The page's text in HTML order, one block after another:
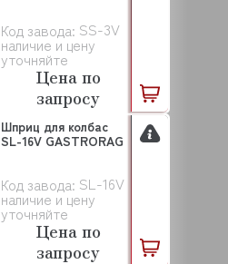
Код завода: SS-3V
наличие и цену
уточняйте
Цена по
запросу
Код завода: SL-16V
наличие и цену
уточняйте
Шприц для колбас
SL-16V GASTRORAG
Цена по
запросу